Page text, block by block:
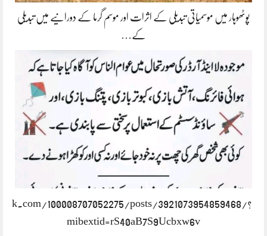
پوٹھوہار میں موسمیاتی تبدیلی کے اثرات اور موسم گرما کے دورانیے میں تبدیلی
کے…
100008707052275/posts/3921073954859468/?
mibextid=rS40aB7S9Ucbxw6v